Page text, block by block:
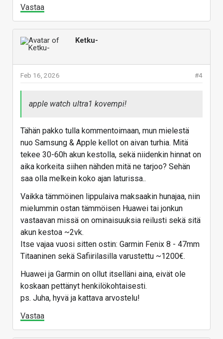
Vastaa
Ketku-
#4
Feb 16, 2026
apple watch ultra1 kovempi!
Tähän pakko tulla kommentoimaan, mun mielestä
nuo Samsung & Apple kellot on aivan turhia. Mitä
tekee 30-60h akun kestolla, sekä niidenkin hinnat on
aika korkeita siihen nähden mitä ne tarjoo? Sehän
saa olla melkein koko ajan laturissa..
Vaikka tämmöinen lippulaiva maksaakin hunajaa, niin
mielummin ostan tämmöisen Huawei tai jonkun
vastaavan missä on ominaisuuksia reilusti sekä sitä
akun kestoa ~2vk.
Itse vajaa vuosi sitten ostin: Garmin Fenix 8 - 47mm
Titaaninen sekä Safiirilasilla varustettu ~1200€.
Huawei ja Garmin on ollut itselläni aina, eivät ole
koskaan pettänyt henkilökohtaisesti.
ps. Juha, hyvä ja kattava arvostelu!
Vastaa